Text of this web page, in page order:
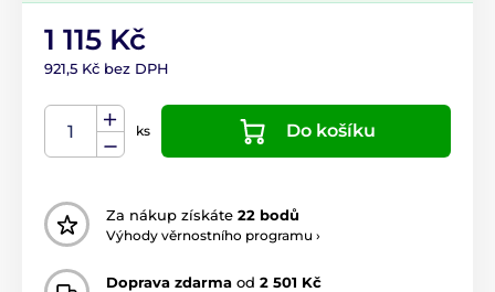
1 115 Kč
921,5 Kč bez DPH
ks Do košíku
Za nákup získáte 22 bodů
Výhody věrnostního programu ›
Doprava zdarma od 2 501 Kč